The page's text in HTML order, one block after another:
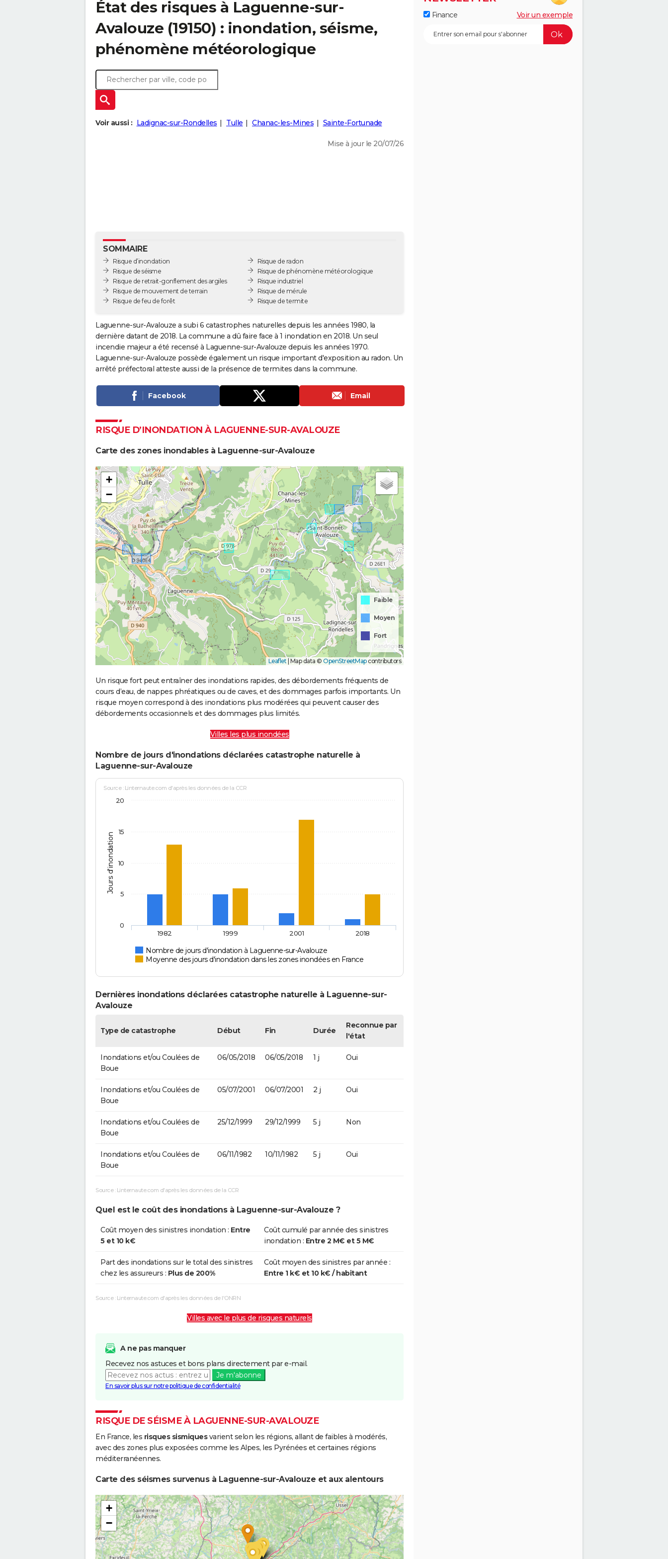
État des risques à Laguenne-sur-
Avalouze (19150) : inondation, séisme,
phénomène météorologique
Voir aussi : Ladignac-sur-Rondelles Tulle Chanac-les-Mines Sainte-Fortunade
Mise à jour le 20/07/26
SOMMAIRE
Risque d’inondation
Risque de séisme
Risque de retrait-gonflement des argiles
Risque de mouvement de terrain
Risque de feu de forêt
Risque de radon
Risque de phénomène météorologique
Risque industriel
Risque de mérule
Risque de termite
Laguenne-sur-Avalouze a subi 6 catastrophes naturelles depuis les années 1980, la
dernière datant de 2018. La commune a dû faire face à 1 inondation en 2018. Un seul
incendie majeur a été recensé à Laguenne-sur-Avalouze depuis les années 1970.
Laguenne-sur-Avalouze possède également un risque important d'exposition au radon. Un
arrêté préfectoral atteste aussi de la présence de termites dans la commune.
Facebook Email
RISQUE D’INONDATION À LAGUENNE-SUR-AVALOUZE
Carte des zones inondables à Laguenne-sur-Avalouze
+
−
Faible
Moyen
Fort
Leaflet Map data © OpenStreetMapcontributors
Un risque fort peut entraîner des inondations rapides, des débordements fréquents de
cours d’eau, de nappes phréatiques ou de caves, et des dommages parfois importants. Un
risque moyen correspond à des inondations plus modérées qui peuvent causer des
débordements occasionnels et des dommages plus limités.
Villes les plus inondées
Nombre de jours d'inondations déclarées catastrophe naturelle à
Laguenne-sur-Avalouze
Jours d'inondation
Source : Linternaute.com d'après les données de la CCR
Nombre de jours d'inondation à Laguenne-sur-Avalouze
Moyenne des jours d'inondation dans les zones inondées en France
1982 1999 2001 2018
0
5
10
15
20
Dernières inondations déclarées catastrophe naturelle à Laguenne-sur-
Avalouze
Type de catastrophe Début Fin Durée
Reconnue par
l'état
Inondations et/ou Coulées de
Boue
06/05/2018 06/05/2018 1 j Oui
Inondations et/ou Coulées de
Boue
05/07/2001 06/07/2001 2 j Oui
Inondations et/ou Coulées de
Boue
25/12/1999 29/12/1999 5 j Non
Inondations et/ou Coulées de
Boue
06/11/1982 10/11/1982 5 j Oui
Source : Linternaute.com d'après les données de la CCR
Quel est le coût des inondations à Laguenne-sur-Avalouze ?
Coût moyen des sinistres inondation : Entre
5 et 10 k€
Coût cumulé par année des sinistres
inondation : Entre 2 M€ et 5 M€
Part des inondations sur le total des sinistres
chez les assureurs : Plus de 200%
Coût moyen des sinistres par année :
Entre 1 k€ et 10 k€ / habitant
Source : Linternaute.com d'après les données de l'ONRN
Villes avec le plus de risques naturels
A ne pas manquer
Recevez nos astuces et bons plans directement par e-mail.
Je m'abonne
En savoir plus sur notre politique de confidentialité
RISQUE DE SÉISME À LAGUENNE-SUR-AVALOUZE
En France, les risques sismiquesvarient selon les régions, allant de faibles à modérés,
avec des zones plus exposées comme les Alpes, les Pyrénées et certaines régions
méditerranéennes.
Carte des séismes survenus à Laguenne-sur-Avalouze et aux alentours
+
−
Finance Voir un exemple